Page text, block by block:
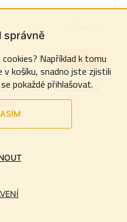
správně
Například k tomu
košíku, snadno jste zjistili
pokaždé přihlašovat.
DETAIL
CC-001 - 100% Bavlna,